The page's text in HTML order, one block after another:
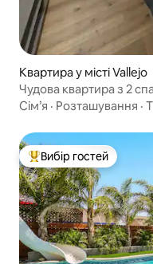
Квартира у місті Vallejo
Чудова квартира з 2
поромом до Сан-
Сім’я · Розташування ·
Топ вибір гостей
Вибір гостей